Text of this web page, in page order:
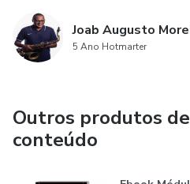
Joab Augusto
5 Ano Hotmarter
Outros produtos
conteúdo